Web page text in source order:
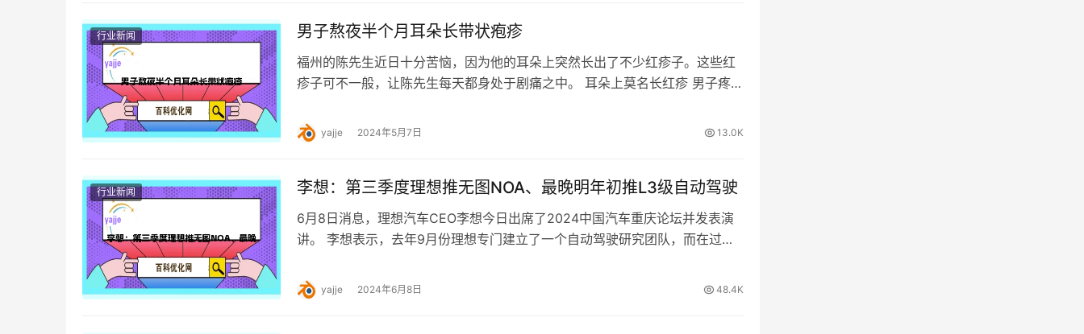
行业新闻 男子熬夜半个月耳朵长带状疱疹
福州的陈先生近日十分苦恼，因为他的耳朵上突然长出了不少红疹子。这些红
疹子可不一般，让陈先生每天都身处于剧痛之中。 耳朵上莫名长红疹 男子疼痛
yajje 2024年5月7日 13.0K
行业新闻 李想：第三季度理想推无图NOA、最晚明年初推L3级自动驾驶
6月8日消息，理想汽车CEO李想今日出席了2024中国汽车重庆论坛并发表演
讲。 李想表示，去年9月份理想专门建立了一个自动驾驶研究团队，而在过去
yajje 2024年6月8日 48.4K